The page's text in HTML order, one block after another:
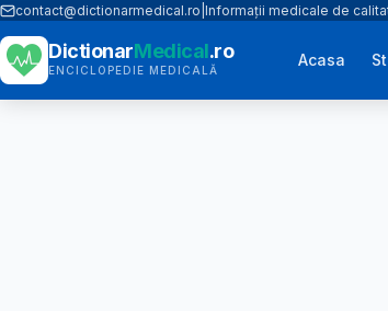
contact@dictionarmedical.ro Informații medicale de
DictionarMedical.ro
ENCICLOPEDIE MEDICALĂ
Acasa